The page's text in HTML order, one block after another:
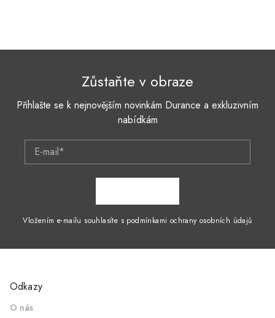
Zůstaňte v obraze
Přihlašte se k nejnovějším novinkám Durance a exkluzivním
nabídkám
E-mail*
Vložením e-mailu souhlasíte s podmínkami ochrany osobních údajů
Odkazy
O nás